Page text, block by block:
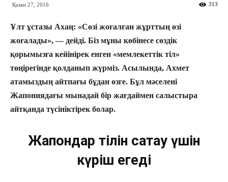
Қазан 27, 2016 313
Ұлт ұстазы Ахаң: «Сөзі жоғалған жұрттың өзі
жоғалады», — дейді. Біз мұны көбінесе сөздік
қорымызға кейінірек енген «мемлекеттік тіл»
төңірегінде қолданып жүрміз. Асылында, Ахмет
атамыздың айтпағы бұдан өзге. Бұл мәселені
Жапониядағы мынадай бір жағдаймен салыстыра
айтқанда түсініктірек болар.
Жапондар тілін сақтау үшін
күріш егеді